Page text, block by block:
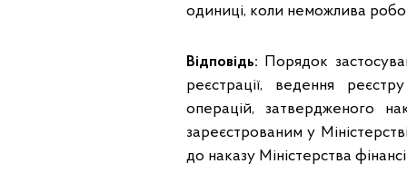
одиниці, коли неможлива
Відповідь: Порядок
реєстрації, ведення
операцій, затвердженого
зареєстрованим у
до наказу Міністерства